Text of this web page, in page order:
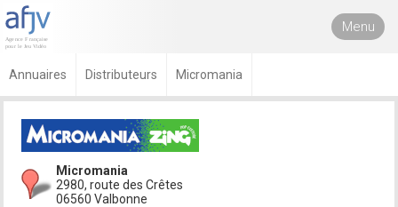
Menu
Annuaires Distributeurs Micromania
Micromania
2980, route des Crêtes
06560 Valbonne